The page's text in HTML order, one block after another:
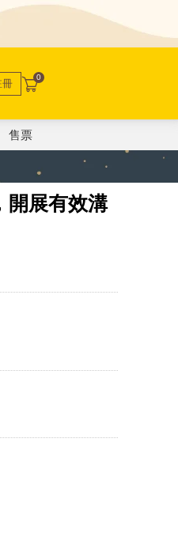
冊 0
售票
開展有效溝